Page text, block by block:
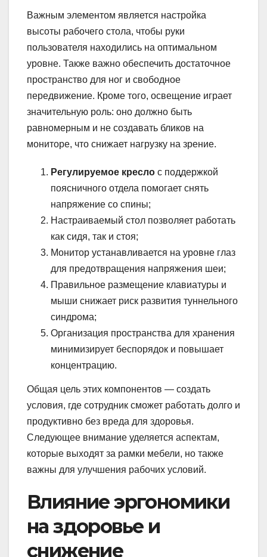
Важным элементом является настройка
высоты рабочего стола, чтобы руки
пользователя находились на оптимальном
уровне. Также важно обеспечить достаточное
пространство для ног и свободное
передвижение. Кроме того, освещение играет
значительную роль: оно должно быть
равномерным и не создавать бликов на
мониторе, что снижает нагрузку на зрение.
Регулируемое кресло с поддержкой
поясничного отдела помогает снять
напряжение со спины;
Настраиваемый стол позволяет работать
как сидя, так и стоя;
Монитор устанавливается на уровне глаз
для предотвращения напряжения шеи;
Правильное размещение клавиатуры и
мыши снижает риск развития туннельного
синдрома;
Организация пространства для хранения
минимизирует беспорядок и повышает
концентрацию.
Общая цель этих компонентов — создать
условия, где сотрудник сможет работать долго и
продуктивно без вреда для здоровья.
Следующее внимание уделяется аспектам,
которые выходят за рамки мебели, но также
важны для улучшения рабочих условий.
Влияние эргономики
на здоровье и
снижение